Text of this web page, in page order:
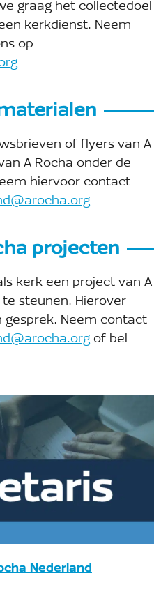
graag het collectedoel
kerkdienst. Neem
op
of flyers van A
A Rocha onder de
hiervoor contact
projecten
kerk een project van A
steunen. Hierover
gesprek. Neem contact
of bel
Nederland